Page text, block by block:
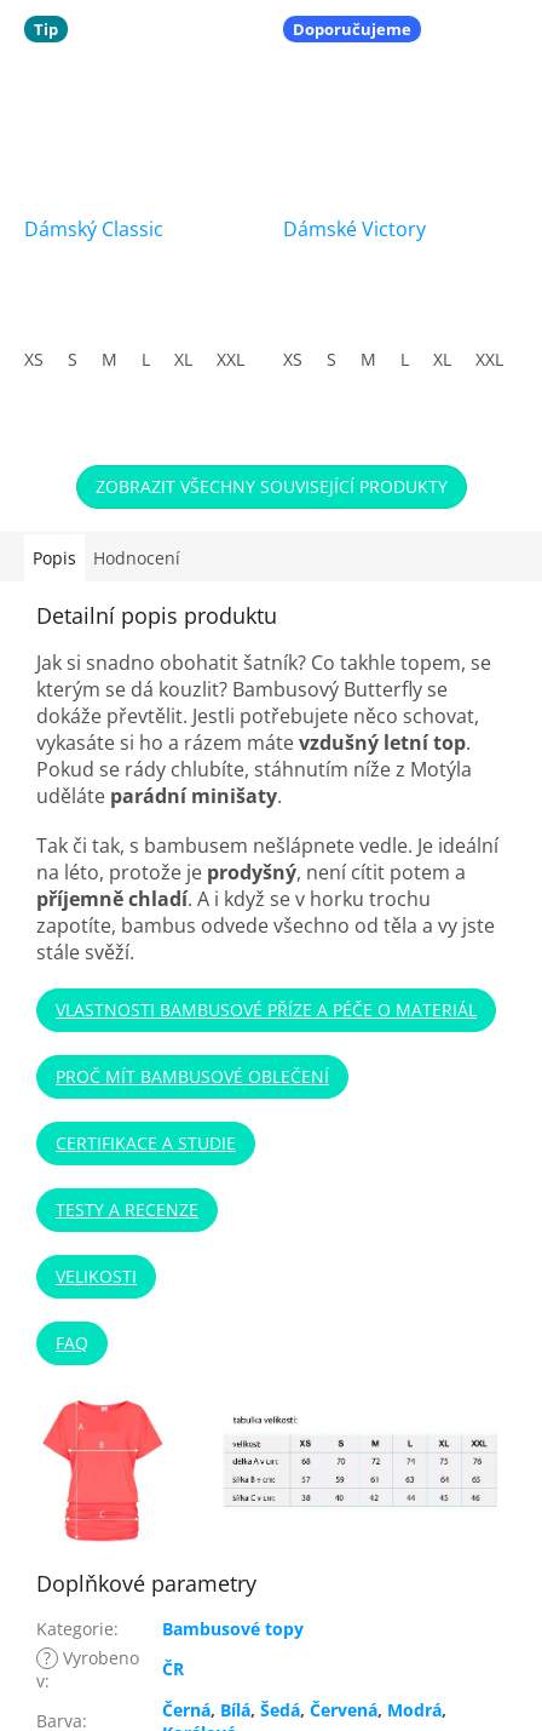
Tip
Dámský Classic
XS S M L XL XXL
Doporučujeme
Dámské Victory
XS S M L XL XXL
ZOBRAZIT VŠECHNY SOUVISEJÍCÍ PRODUKTY
Popis Hodnocení
Detailní popis produktu
Jak si snadno obohatit šatník? Co takhle topem, se
kterým se dá kouzlit? Bambusový Butterfly se
dokáže převtělit. Jestli potřebujete něco schovat,
vykasáte si ho a rázem mátevzdušný letní top.
Pokud se rády chlubíte, stáhnutím níže z Motýla
uděláte parádní minišaty.
Tak či tak, s bambusem nešlápnete vedle. Je ideální
na léto, protože je prodyšný, není cítit potem a
příjemně chladí. A i když se v horku trochu
zapotíte, bambus odvede všechno od těla a vy jste
stále svěží.
VLASTNOSTI BAMBUSOVÉ PŘÍZE A PÉČE O MATERIÁL
PROČ MÍT BAMBUSOVÉ OBLEČENÍ
CERTIFIKACE A STUDIE
TESTY A RECENZE
VELIKOSTI
FAQ
Doplňkové parametry
Kategorie:
Bambusové topy
? Vyrobeno
v:
ČR
Barva: Černá, Bílá, Šedá, Červená, Modrá,